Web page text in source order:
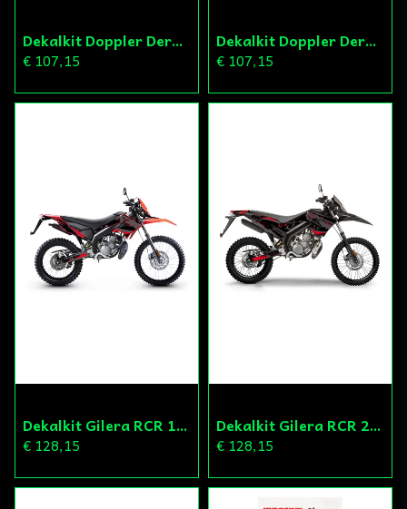
Dekalkit Doppler Derbi 11-17
€ 107,15
Dekalkit Doppler Derbi 11-17
€ 107,15
Dekalkit Gilera RCR 11-17
€ 128,15
Dekalkit Gilera RCR 2018-
€ 128,15